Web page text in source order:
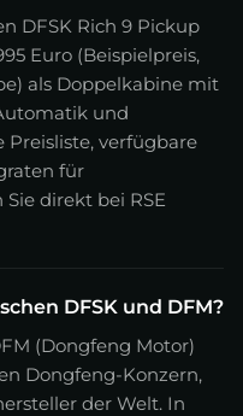
DFSK Rich 9 Pickup
Euro (Beispielpreis,
als Doppelkabine mit
und
verfügbare
für
direkt bei RSE
DFSK und DFM?
(Dongfeng Motor)
Dongfeng-Konzern,
der Welt. In